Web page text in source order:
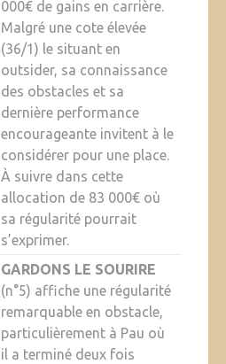
000€ de gains en carrière.
Malgré une cote élevée
(36/1) le situant en
outsider, sa connaissance
des obstacles et sa
dernière performance
encourageante invitent à le
considérer pour une place.
À suivre dans cette
allocation de 83 000€ où
sa régularité pourrait
s’exprimer.
GARDONS LE SOURIRE
(n°5) affiche une régularité
remarquable en obstacle,
particulièrement à Pau où
il a terminé deux fois